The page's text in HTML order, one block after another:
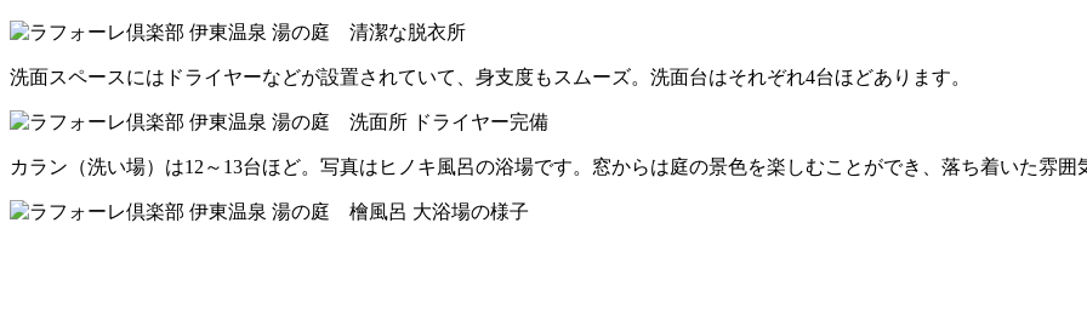
洗面スペースにはドライヤーなどが設置されていて、身支度もスムーズ。洗面台はそれぞれ4台ほどあります。
カラン（洗い場）は12～13台ほど。写真はヒノキ風呂の浴場です。窓からは庭の景色を楽しむことができ、落ち着いた雰囲